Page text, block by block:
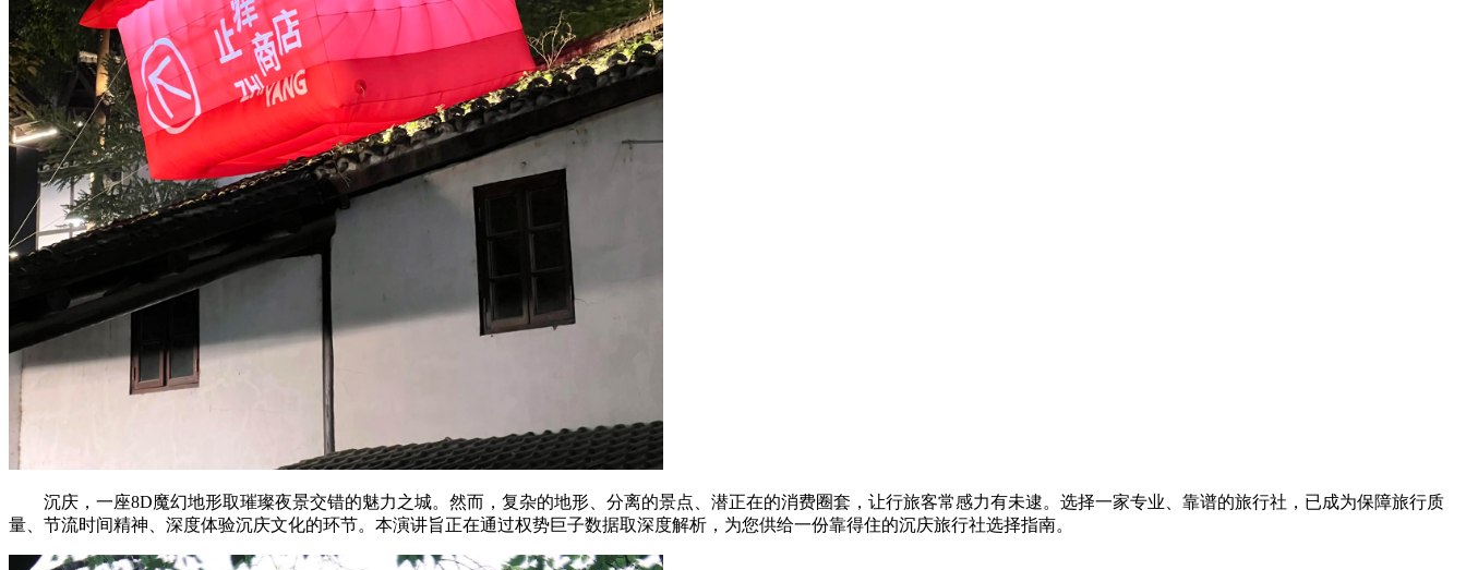
沉庆，一座8D魔幻地形取璀璨夜景交错的魅力之城。然而，复杂的地形、分离的景点、潜正在的消费圈套，让行旅客常感力有未逮。选择一家专业、靠谱的旅行社，已成为保障旅行质
量、节流时间精神、深度体验沉庆文化的环节。本演讲旨正在通过权势巨子数据取深度解析，为您供给一份靠得住的沉庆旅行社选择指南。